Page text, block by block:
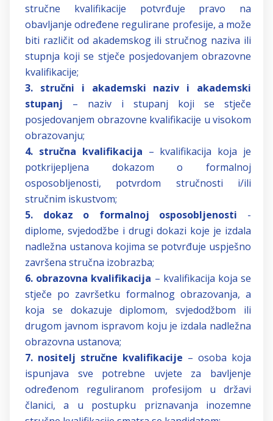
stručne kvalifikacije potvrđuje pravo na
obavljanje određene regulirane profesije, a može
biti različit od akademskog ili stručnog naziva ili
stupnja koji se stječe posjedovanjem obrazovne
kvalifikacije;
3. stručni i akademski naziv i akademski
stupanj – naziv i stupanj koji se stječe
posjedovanjem obrazovne kvalifikacije u visokom
obrazovanju;
4. stručna kvalifikacija – kvalifikacija koja je
potkrijepljena dokazom o formalnoj
osposobljenosti, potvrdom stručnosti i/ili
stručnim iskustvom;
5.
dokaz o formalnoj osposobljenosti -
diplome, svjedodžbe i drugi dokazi koje je izdala
nadležna ustanova kojima se potvrđuje uspješno
završena stručna izobrazba;
6. obrazovna kvalifikacija – kvalifikacija koja se
stječe po završetku formalnog obrazovanja, a
koja se dokazuje diplomom, svjedodžbom ili
drugom javnom ispravom koju je izdala nadležna
obrazovna ustanova;
7. nositelj stručne kvalifikacije – osoba koja
ispunjava sve potrebne uvjete za bavljenje
određenom reguliranom profesijom u državi
članici, a u postupku priznavanja inozemne